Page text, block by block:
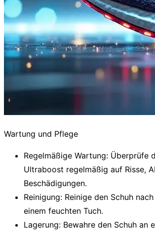
Wartung und Pflege
Regelmäßige Wartung: Überprüfe
Ultraboost regelmäßig auf Risse,
Beschädigungen.
Reinigung: Reinige den Schuh
einem feuchten Tuch.
Lagerung: Bewahre den Schuh an